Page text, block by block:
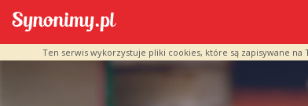
Ten serwis wykorzystuje pliki cookies, które są zapisywane